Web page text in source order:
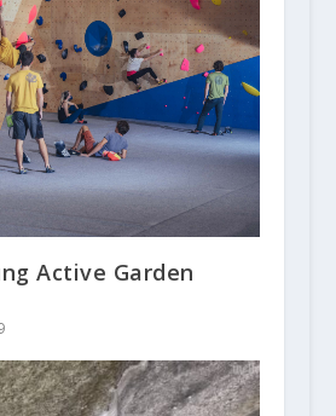
Active Garden